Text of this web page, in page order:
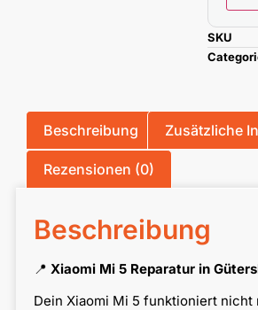
SKU
Beschreibung Zusätzliche
Rezensionen (0)
Beschreibung
📍 Xiaomi Mi 5 Reparatur in
Dein Xiaomi Mi 5 funktioniert nicht